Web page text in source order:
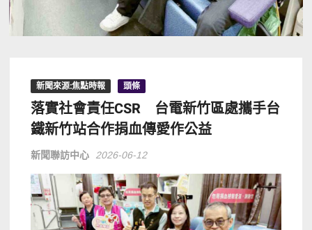
新聞來源:焦點時報 頭條
落實社會責任CSR 台電新竹區處攜手台
鐵新竹站合作捐血傳愛作公益
新聞聯訪中心 2026-06-12